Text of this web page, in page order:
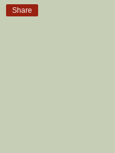
Share